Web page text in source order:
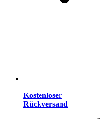
Kostenloser
Rückversand